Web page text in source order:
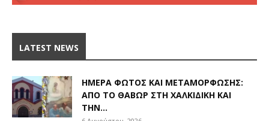
LATEST NEWS
ΗΜΈΡΑ ΦΩΤΌΣ ΚΑΙ ΜΕΤΑΜΌΡΦΩΣΗΣ:
ΑΠΌ ΤΟ ΘΑΒΏΡ ΣΤΗ ΧΑΛΚΙΔΙΚΉ ΚΑΙ
ΤΗΝ...